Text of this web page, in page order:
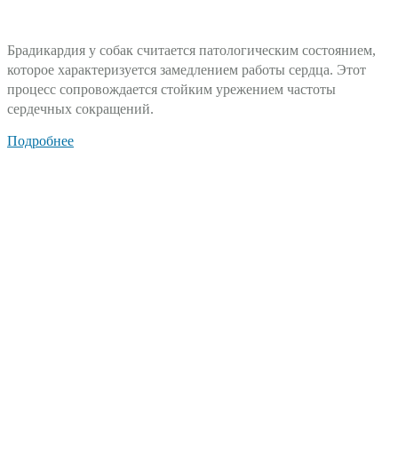
Брадикардия у собак считается патологическим состоянием,
которое характеризуется замедлением работы сердца. Этот
процесс сопровождается стойким урежением частоты
сердечных сокращений.
Подробнее